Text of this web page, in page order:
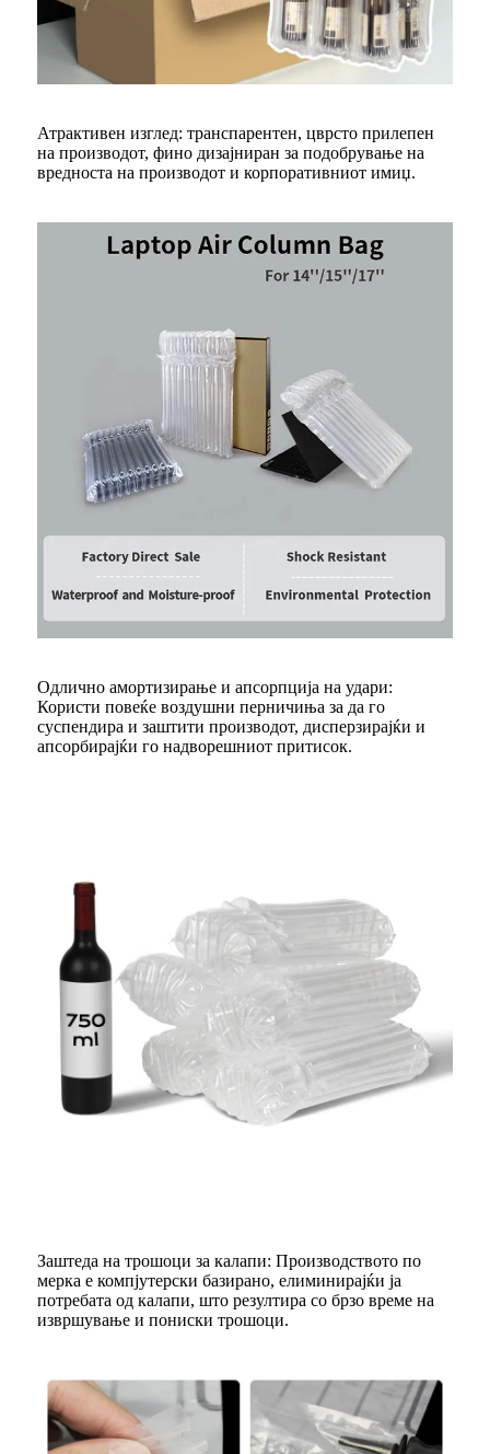
Атрактивен изглед: транспарентен, цврсто прилепен
на производот, фино дизајниран за подобрување на
вредноста на производот и корпоративниот имиџ.
Одлично амортизирање и апсорпција на удари:
Користи повеќе воздушни перничиња за да го
суспендира и заштити производот, дисперзирајќи и
апсорбирајќи го надворешниот притисок.
Заштеда на трошоци за калапи: Производството по
мерка е компјутерски базирано, елиминирајќи ја
потребата од калапи, што резултира со брзо време на
извршување и пониски трошоци.